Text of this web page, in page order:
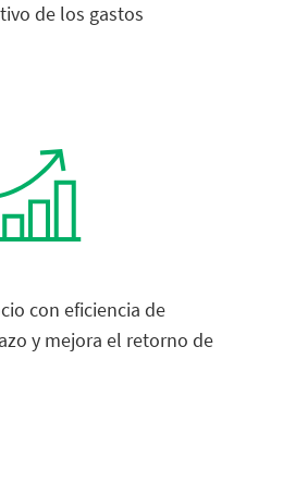
de los gastos
con eficiencia de
y mejora el retorno de